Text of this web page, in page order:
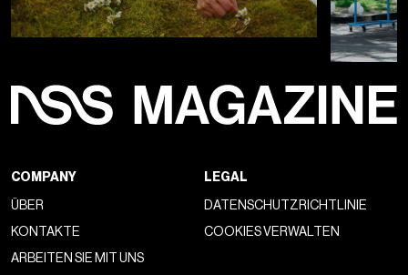
COMPANY
ÜBER
KONTAKTE
ARBEITEN SIE MIT UNS
LEGAL
DATENSCHUTZRICHTLINIE
COOKIES VERWALTEN